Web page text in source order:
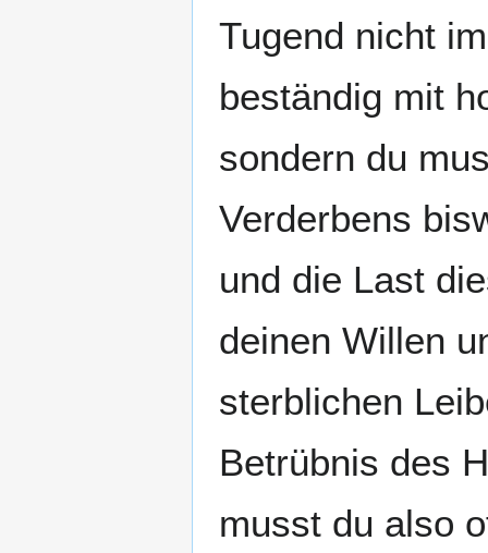
Tugend nicht
beständig mit
sondern du
Verderbens
und die Last
deinen Willen
sterblichen
Betrübnis des
musst du also